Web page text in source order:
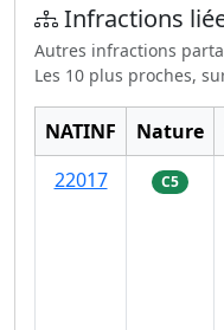
Infractions
Autres infractions
Les 10 plus proches,
NATINF Nature
22017
C5